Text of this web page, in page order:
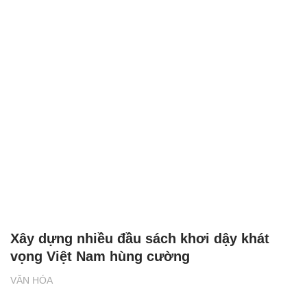
VĂN HÓA
Xây dựng nhiều đầu sách khơi dậy khát
vọng Việt Nam hùng cường